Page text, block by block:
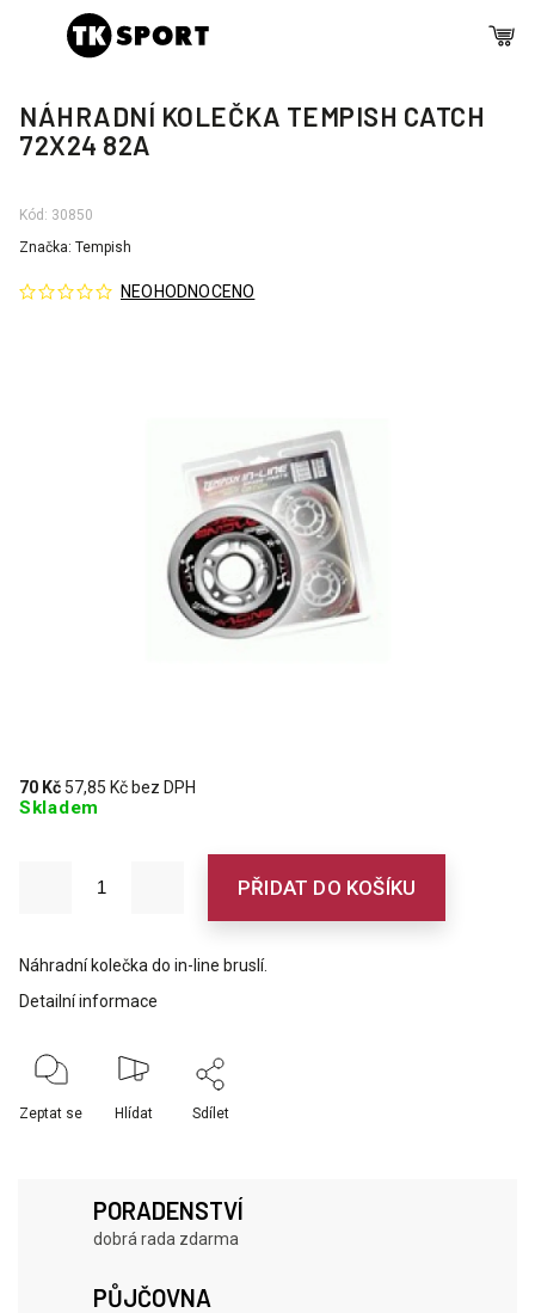
NÁHRADNÍ KOLEČKA TEMPISH CATCH
72X24 82A
Kód: 30850
NEOHODNOCENO
Značka: Tempish
70 Kč 57,85 Kč bez DPH
Skladem
PŘIDAT DO KOŠÍKU
Náhradní kolečka do in-line bruslí.
Detailní informace
Zeptat se Hlídat Sdílet
PORADENSTVÍ
dobrá rada zdarma
PŮJČOVNA